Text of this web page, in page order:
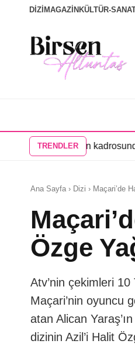
DİZİ MAGAZİN KÜLTÜR-
TRENDLER
dizisinin kadrosunda• Serenay
Ana Sayfa › Dizi › Maçari’de
Özge
Atv’nin çekimleri 10
Maçari’nin oyuncu
atan Alican
dizinin Azil’i Halit